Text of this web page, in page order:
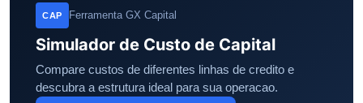
CAP Ferramenta GX Capital
Simulador de Custo de Capital
Compare custos de diferentes linhas de credito e
descubra a estrutura ideal para sua operacao.